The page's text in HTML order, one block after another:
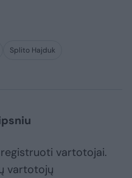
Splito Hajduk
vartotojai.
vartotojų